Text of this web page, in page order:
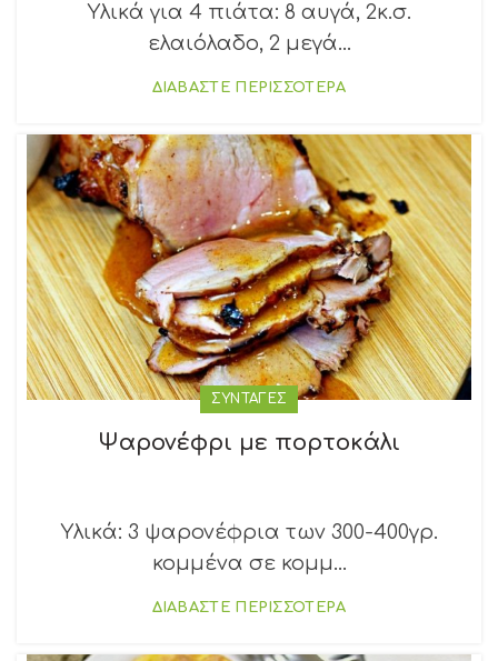
Υλικά για 4 πιάτα: 8 αυγά, 2κ.σ.
ελαιόλαδο, 2 μεγά...
ΔΙΑΒΑΣΤΕ ΠΕΡΙΣΣΟΤΕΡΑ
ΣΥΝΤΑΓΕΣ
Ψαρονέφρι με πορτοκάλι
Υλικά: 3 ψαρονέφρια των 300-400γρ.
κομμένα σε κομμ...
ΔΙΑΒΑΣΤΕ ΠΕΡΙΣΣΟΤΕΡΑ